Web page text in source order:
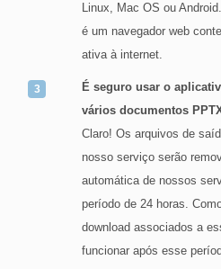
Linux, Mac OS ou
é um navegador web
ativa à internet.
É seguro usar o
vários documentos
Claro! Os arquivos de
nosso serviço serão
automática de nossos
período de 24 horas.
download associados a
funcionar após esse